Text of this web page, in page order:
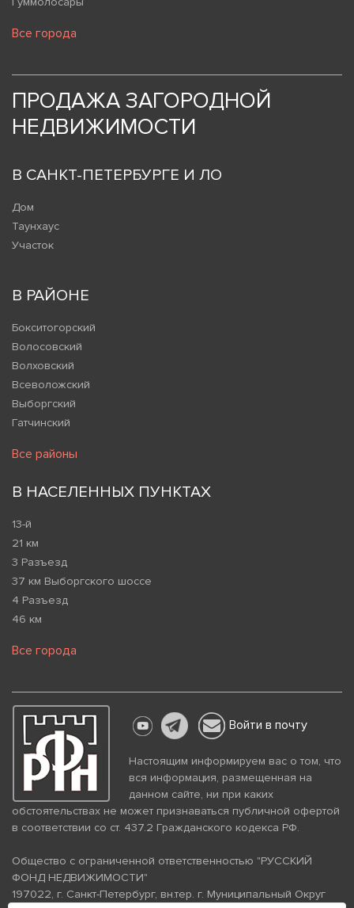
Все города
ПРОДАЖА ЗАГОРОДНОЙ
НЕДВИЖИМОСТИ
В САНКТ-ПЕТЕРБУРГЕ И ЛО
Дом
Таунхаус
Участок
В РАЙОНЕ
Бокситогорский
Волосовский
Волховский
Всеволожский
Выборгский
Гатчинский
Все районы
В НАСЕЛЕННЫХ ПУНКТАХ
13-й
21 км
3 Разъезд
37 км Выборгского шоссе
4 Разъезд
46 км
Все города
Войти в почту
Настоящим информируем вас о том, что
вся информация, размещенная на
данном сайте, ни при каких
обстоятельствах не может признаваться публичной офертой
в соответствии со ст. 437.2 Гражданского кодекса РФ.
Общество с ограниченной ответственностью "РУССКИЙ
ФОНД НЕДВИЖИМОСТИ"
197022, г. Санкт-Петербург, вн.тер. г. Муниципальный Округ